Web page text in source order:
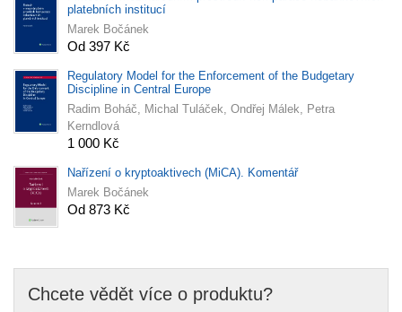
platebních institucí
Marek Bočánek
Od 397 Kč
Regulatory Model for the Enforcement of the Budgetary
Discipline in Central Europe
Radim Boháč, Michal Tuláček, Ondřej Málek, Petra
Kerndlová
1 000 Kč
Nařízení o kryptoaktivech (MiCA). Komentář
Marek Bočánek
Od 873 Kč
Chcete vědět více o produktu?